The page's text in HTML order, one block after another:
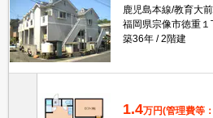
鹿児島本線/教育大
福岡県宗像市徳重１
築36年
2階建
1.4万円(管理費等